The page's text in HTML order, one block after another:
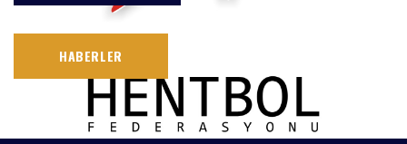
HABERLER